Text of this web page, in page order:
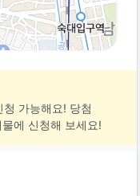
청 가능해요! 당첨
에 신청해 보세요!